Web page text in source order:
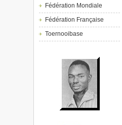
Fédération Mondiale
Fédération Française
Toernooibase